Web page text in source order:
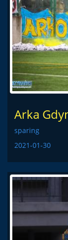
Arka
sparing
2021-01-30